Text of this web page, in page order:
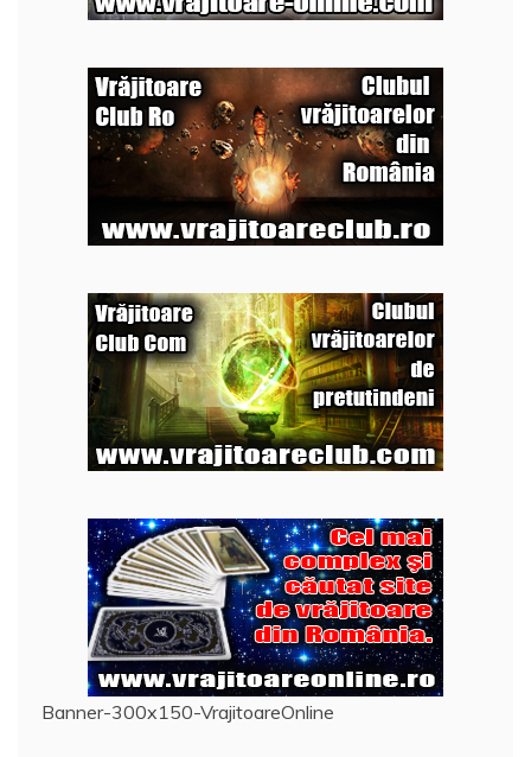
Banner-300x150-VrajitoareOnline